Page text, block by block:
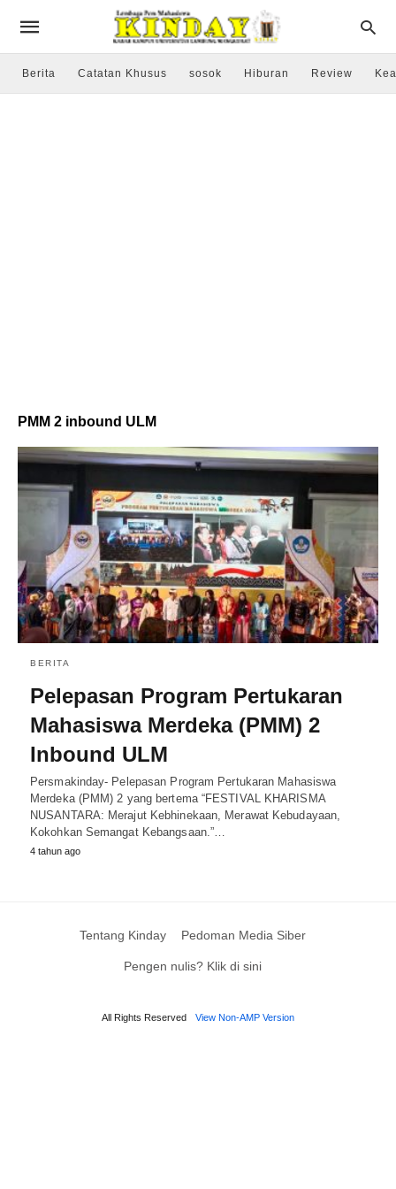
Berita Catatan Khusus sosok Hiburan Review
PMM 2 inbound ULM
BERITA
Pelepasan Program Pertukaran
Mahasiswa Merdeka (PMM) 2
Inbound ULM
Persmakinday- Pelepasan Program Pertukaran Mahasiswa
Merdeka (PMM) 2 yang bertema “FESTIVAL KHARISMA
NUSANTARA: Merajut Kebhinekaan, Merawat Kebudayaan,
Kokohkan Semangat Kebangsaan.”…
4 tahun ago
Tentang Kinday Pedoman Media Siber
Pengen nulis? Klik di sini
All Rights Reserved View Non-AMP Version